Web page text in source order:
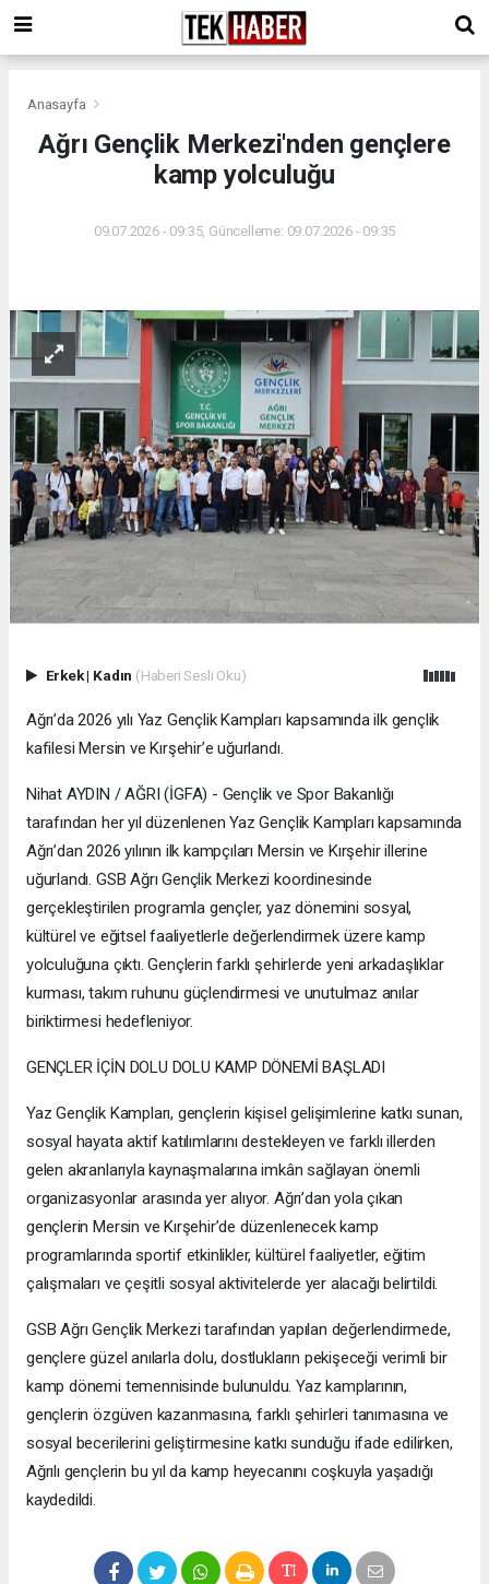
Anasayfa
Ağrı Gençlik Merkezi'nden gençlere
kamp yolculuğu
09.07.2026 - 09:35, Güncelleme: 09.07.2026 - 09:35
Erkek| Kadın (Haberi Sesli Oku)
Ağrı’da 2026 yılı Yaz Gençlik Kampları kapsamında ilk gençlik
kafilesi Mersin ve Kırşehir’e uğurlandı.
Nihat AYDIN / AĞRI (İGFA) - Gençlik ve Spor Bakanlığı
tarafından her yıl düzenlenen Yaz Gençlik Kampları kapsamında
Ağrı’dan 2026 yılının ilk kampçıları Mersin ve Kırşehir illerine
uğurlandı. GSB Ağrı Gençlik Merkezi koordinesinde
gerçekleştirilen programla gençler, yaz dönemini sosyal,
kültürel ve eğitsel faaliyetlerle değerlendirmek üzere kamp
yolculuğuna çıktı. Gençlerin farklı şehirlerde yeni arkadaşlıklar
kurması, takım ruhunu güçlendirmesi ve unutulmaz anılar
biriktirmesi hedefleniyor.
GENÇLER İÇİN DOLU DOLU KAMP DÖNEMİ BAŞLADI
Yaz Gençlik Kampları, gençlerin kişisel gelişimlerine katkı sunan,
sosyal hayata aktif katılımlarını destekleyen ve farklı illerden
gelen akranlarıyla kaynaşmalarına imkân sağlayan önemli
organizasyonlar arasında yer alıyor. Ağrı’dan yola çıkan
gençlerin Mersin ve Kırşehir’de düzenlenecek kamp
programlarında sportif etkinlikler, kültürel faaliyetler, eğitim
çalışmaları ve çeşitli sosyal aktivitelerde yer alacağı belirtildi.
GSB Ağrı Gençlik Merkezi tarafından yapılan değerlendirmede,
gençlere güzel anılarla dolu, dostlukların pekişeceği verimli bir
kamp dönemi temennisinde bulunuldu. Yaz kamplarının,
gençlerin özgüven kazanmasına, farklı şehirleri tanımasına ve
sosyal becerilerini geliştirmesine katkı sunduğu ifade edilirken,
Ağrılı gençlerin bu yıl da kamp heyecanını coşkuyla yaşadığı
kaydedildi.